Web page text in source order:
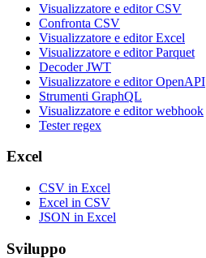
Visualizzatore e editor CSV
Confronta CSV
Visualizzatore e editor Excel
Visualizzatore e editor Parquet
Decoder JWT
Visualizzatore e editor OpenAPI
Strumenti GraphQL
Visualizzatore e editor webhook
Tester regex
Excel
CSV in Excel
Excel in CSV
JSON in Excel
Sviluppo